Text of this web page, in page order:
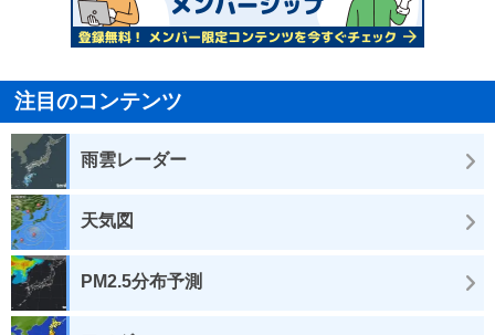
注目のコンテンツ
雨雲レーダー
天気図
PM2.5分布予測